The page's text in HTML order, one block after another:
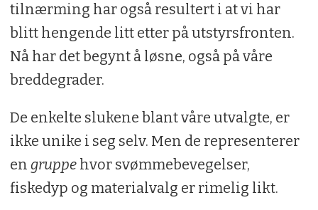
tilnærming har også resultert i at vi har
blitt hengende litt etter på utstyrsfronten.
Nå har det begynt å løsne, også på våre
breddegrader.
De enkelte slukene blant våre utvalgte, er
ikke unike i seg selv. Men de representerer
en gruppehvor svømmebevegelser,
fiskedyp og materialvalg er rimelig likt.